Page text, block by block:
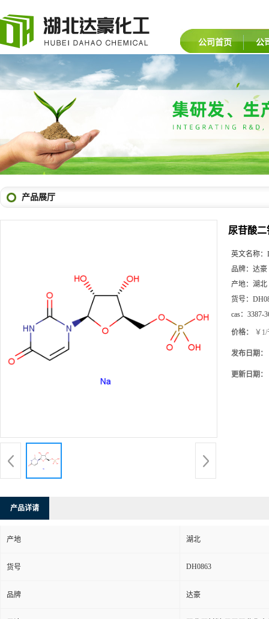
公司首页 公
产品展厅
尿苷酸二
英文名称：
品牌： 达豪
产地： 湖北
货号：
cas： 3387-
价格： ￥
发布日期：
更新日期：
产品详请
产地 湖北
货号 DH0863
品牌 达豪